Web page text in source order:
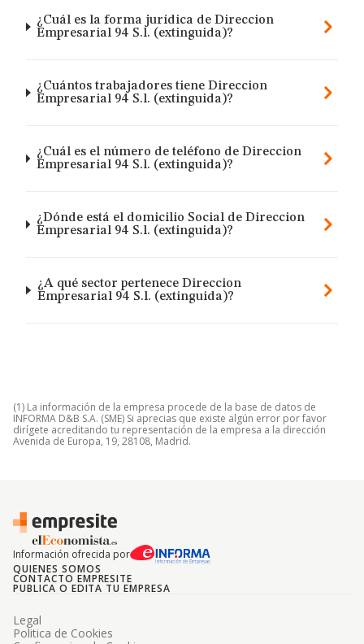
¿Cuál es la forma jurídica de Direccion
Empresarial 94 S.l. (extinguida)?
¿Cuántos trabajadores tiene Direccion
Empresarial 94 S.l. (extinguida)?
¿Cuál es el número de teléfono de Direccion
Empresarial 94 S.l. (extinguida)?
¿Dónde está el domicilio Social de Direccion
Empresarial 94 S.l. (extinguida)?
¿A qué sector pertenece Direccion
Empresarial 94 S.l. (extinguida)?
(1) La información de la empresa procede de la base de datos de
INFORMA D&B S.A. (SME) Si aprecias que existe algún error por favor
dirígete acreditando tu representación de la empresa a la dirección
Avenida de Europa, 19, 28108, Madrid.
Información ofrecida por
QUIENES SOMOS
CONTACTO EMPRESITE
PUBLICA O EDITA TU EMPRESA
Legal
Politica de Cookies